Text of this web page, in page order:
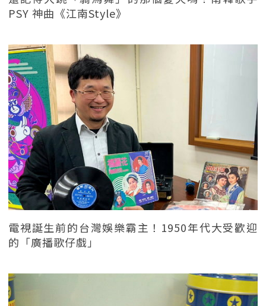
PSY 神曲《江南Style》
電視誕生前的台灣娛樂霸主！1950年代大受歡迎
的「廣播歌仔戲」